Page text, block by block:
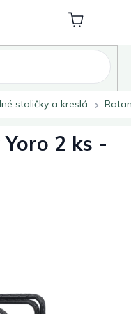
Nákupný
košík
stoličky a kreslá
2 ks -